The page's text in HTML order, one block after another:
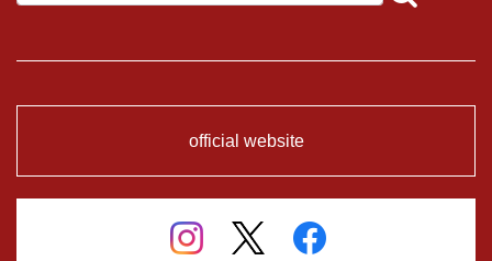
official website